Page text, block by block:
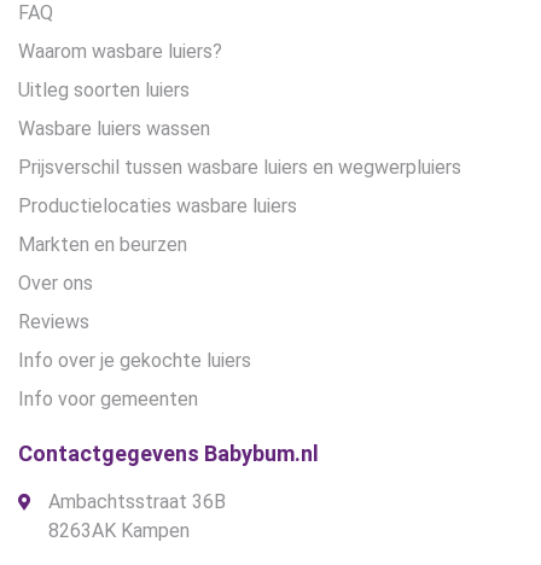
FAQ
Waarom wasbare luiers?
Uitleg soorten luiers
Wasbare luiers wassen
Prijsverschil tussen wasbare luiers en wegwerpluiers
Productielocaties wasbare luiers
Markten en beurzen
Over ons
Reviews
Info over je gekochte luiers
Info voor gemeenten
Contactgegevens Babybum.nl
Ambachtsstraat 36B
8263AK Kampen